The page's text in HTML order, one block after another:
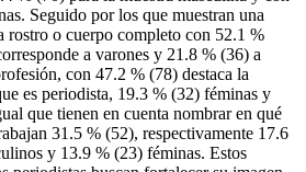
Seguido por los que muestran una
rostro o cuerpo completo con 52.1 %
a varones y 21.8 % (36) a
con 47.2 % (78) destaca la
es periodista, 19.3 % (32) féminas y
que tienen en cuenta nombrar en qué
31.5 % (52), respectivamente 17.6
y 13.9 % (23) féminas. Estos